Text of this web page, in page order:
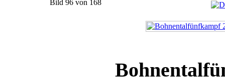
Bild 96 von 168